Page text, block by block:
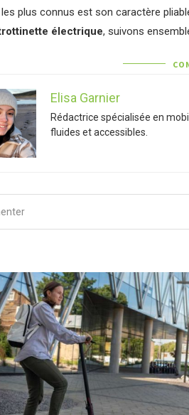
plus connus est son caractère
électrique, suivons
Elisa Garnier
Rédactrice spécialisée en
fluides et accessibles.